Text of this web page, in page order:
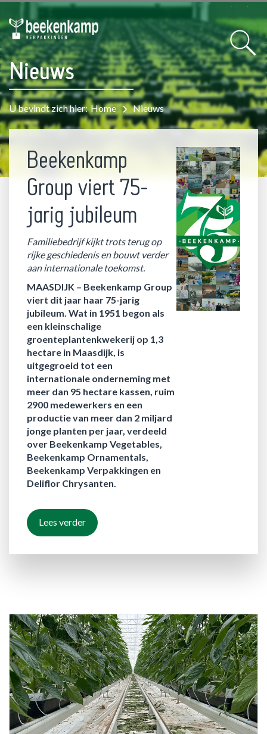
Nieuws
U bevindt zich hier: Home Nieuws
Beekenkamp
Group viert 75-
jarig jubileum
Familiebedrijf kijkt trots terug op
rijke geschiedenis en bouwt verder
aan internationale toekomst.
MAASDIJK – Beekenkamp Group
viert dit jaar haar 75-jarig
jubileum. Wat in 1951 begon als
een kleinschalige
groenteplantenkwekerij op 1,3
hectare in Maasdijk, is
uitgegroeid tot een
internationale onderneming met
meer dan 95 hectare kassen, ruim
2900 medewerkers en een
productie van meer dan 2 miljard
jonge planten per jaar, verdeeld
over Beekenkamp Vegetables,
Beekenkamp Ornamentals,
Beekenkamp Verpakkingen en
Deliflor Chrysanten.
Lees verder